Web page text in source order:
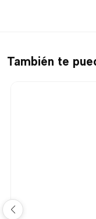
También te